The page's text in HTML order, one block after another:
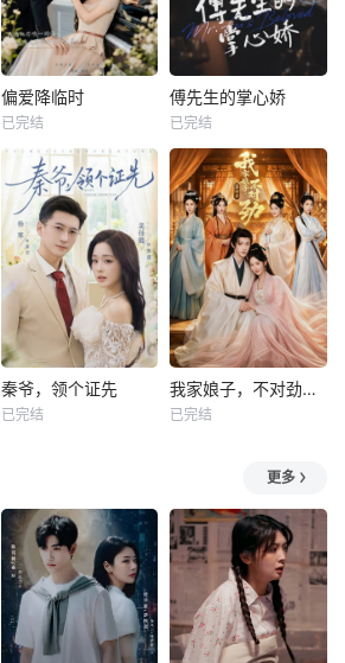
偏爱降临时
已完结
傅先生的掌心娇
已完结
秦爷，领个证先
已完结
我家娘子，不对劲第四季
已完结
更多